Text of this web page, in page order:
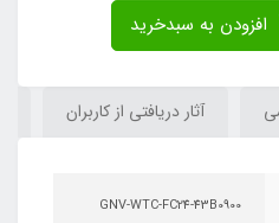
آثار دریافتی از کاربران
GNV-WTC-FC24-43B0900